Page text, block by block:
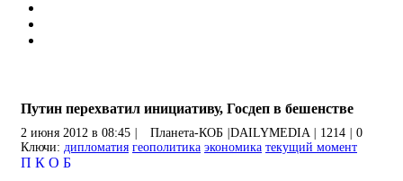
Путин перехватил инициативу, Госдеп в бешенстве
2 июня 2012 в 08:45 Планета-КОБ DAILYMEDIA 1214
0
Ключи: дипломатия геополитика экономика текущий момент
П К О Б